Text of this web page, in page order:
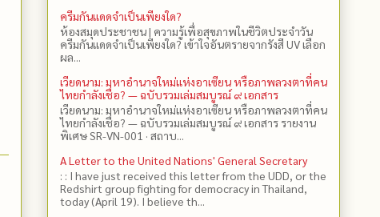
ครีมกันแดดจำเป็นเพียงใด?
ห้องสมุดประชาชน | ความรู้เพื่อสุขภาพในชีวิตประจำวัน
ครีมกันแดดจำเป็นเพียงใด? เข้าใจอันตรายจากรังสี UV เลือก
ผล...
เวียดนาม: มหาอำนาจใหม่แห่งอาเซียน หรือภาพลวงตาที่คน
ไทยกำลังเชื่อ? — ฉบับรวมเล่มสมบูรณ์ ๙ เอกสาร
เวียดนาม: มหาอำนาจใหม่แห่งอาเซียน หรือภาพลวงตาที่คน
ไทยกำลังเชื่อ? — ฉบับรวมเล่มสมบูรณ์ ๙ เอกสาร รายงาน
พิเศษ SR-VN-001 · สถาบ...
A Letter to the United Nations' General Secretary
: : I have just received this letter from the UDD, or the
Redshirt group fighting for democracy in Thailand,
today (April 19). I believe th...